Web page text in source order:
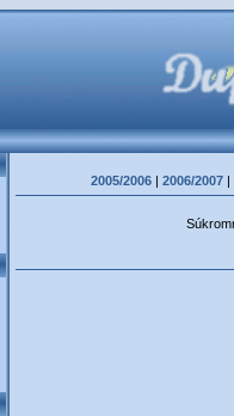
2005/2006 | 2006/2007 |